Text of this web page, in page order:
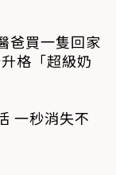
爸買一隻回家
格「超級奶
一秒消失不